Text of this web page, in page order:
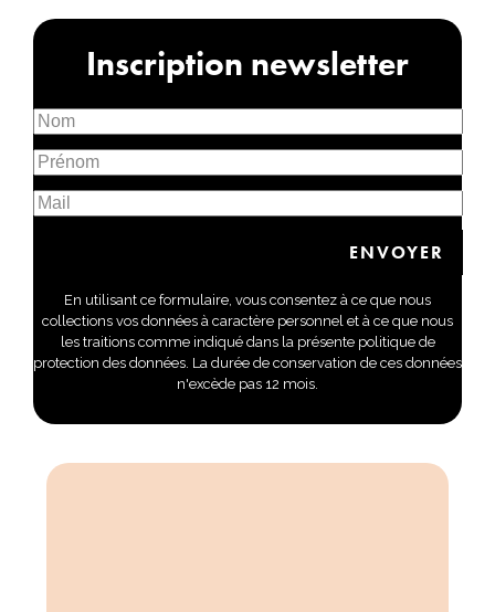
Inscription newsletter
En utilisant ce formulaire, vous consentez à ce que nous
collections vos données à caractère personnel et à ce que nous
les traitions comme indiqué dans la présente politique de
protection des données. La durée de conservation de ces données
n'excède pas 12 mois.